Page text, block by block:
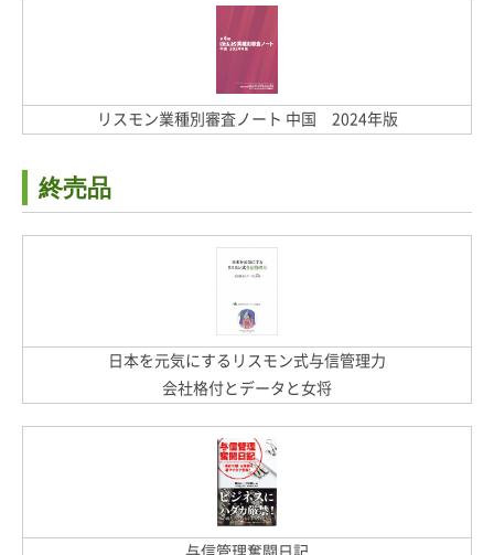
リスモン業種別審査ノート 中国 2024年版
終売品
日本を元気にするリスモン式与信管理力
会社格付とデータと女将